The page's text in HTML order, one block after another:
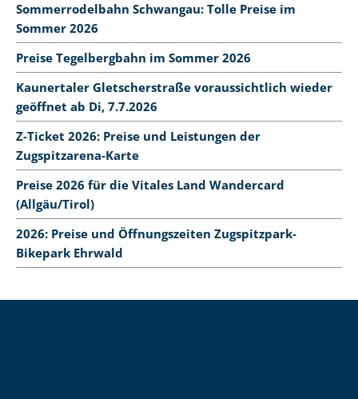
Sommerrodelbahn Schwangau: Tolle Preise im
Sommer 2026
Preise Tegelbergbahn im Sommer 2026
Kaunertaler Gletscherstraße voraussichtlich wieder
geöffnet ab Di, 7.7.2026
Z-Ticket 2026: Preise und Leistungen der
Zugspitzarena-Karte
Preise 2026 für die Vitales Land Wandercard
(Allgäu/Tirol)
2026: Preise und Öffnungszeiten Zugspitzpark-
Bikepark Ehrwald